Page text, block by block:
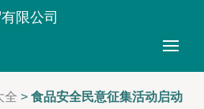
限公司
全 > 食品安全民意征集活动启动